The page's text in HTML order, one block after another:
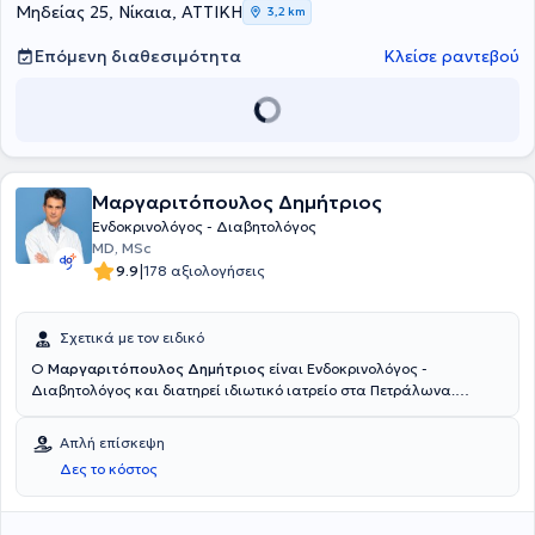
Μηδείας 25, Νίκαια, ΑΤΤΙΚΗ 3,2 km
Επόμενη διαθεσιμότητα Κλείσε ραντεβού
Μαργαριτόπουλος Δημήτριος
Ενδοκρινολόγος - Διαβητολόγος
MD, MSc
9.9|178 αξιολογήσεις
Σχετικά με τον ειδικό
Ο Μαργαριτόπουλος Δημήτριος είναι Ενδοκρινολόγος -
Διαβητολόγος και διατηρεί ιδιωτικό ιατρείο στα Πετράλωνα.
Θεσσαλονίκης και πραγματοποίησε μεταπτυχιακές σπουδές στην
Εφαρμοσμένη Διαιτολογία - Διατροφή στο Χαροκόπειο
Πανεπιστήμιο Αθηνών. Επίσης, είναι Υποψήφιος Διδάκτωρ στο
Εθνικό και Καποδιστριακό Πανεπιστήμιο Αθηνών και έχει
Απλή επίσκεψη
Δες το κόστος